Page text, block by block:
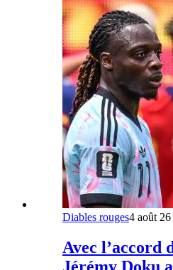
Diables rouges4 août 26
Avec l’accord
Jérémy Doku